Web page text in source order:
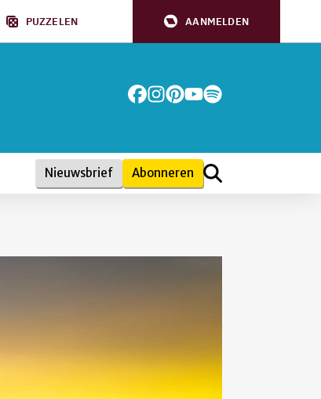
PUZZELEN AANMELDEN
Nieuwsbrief Abonneren